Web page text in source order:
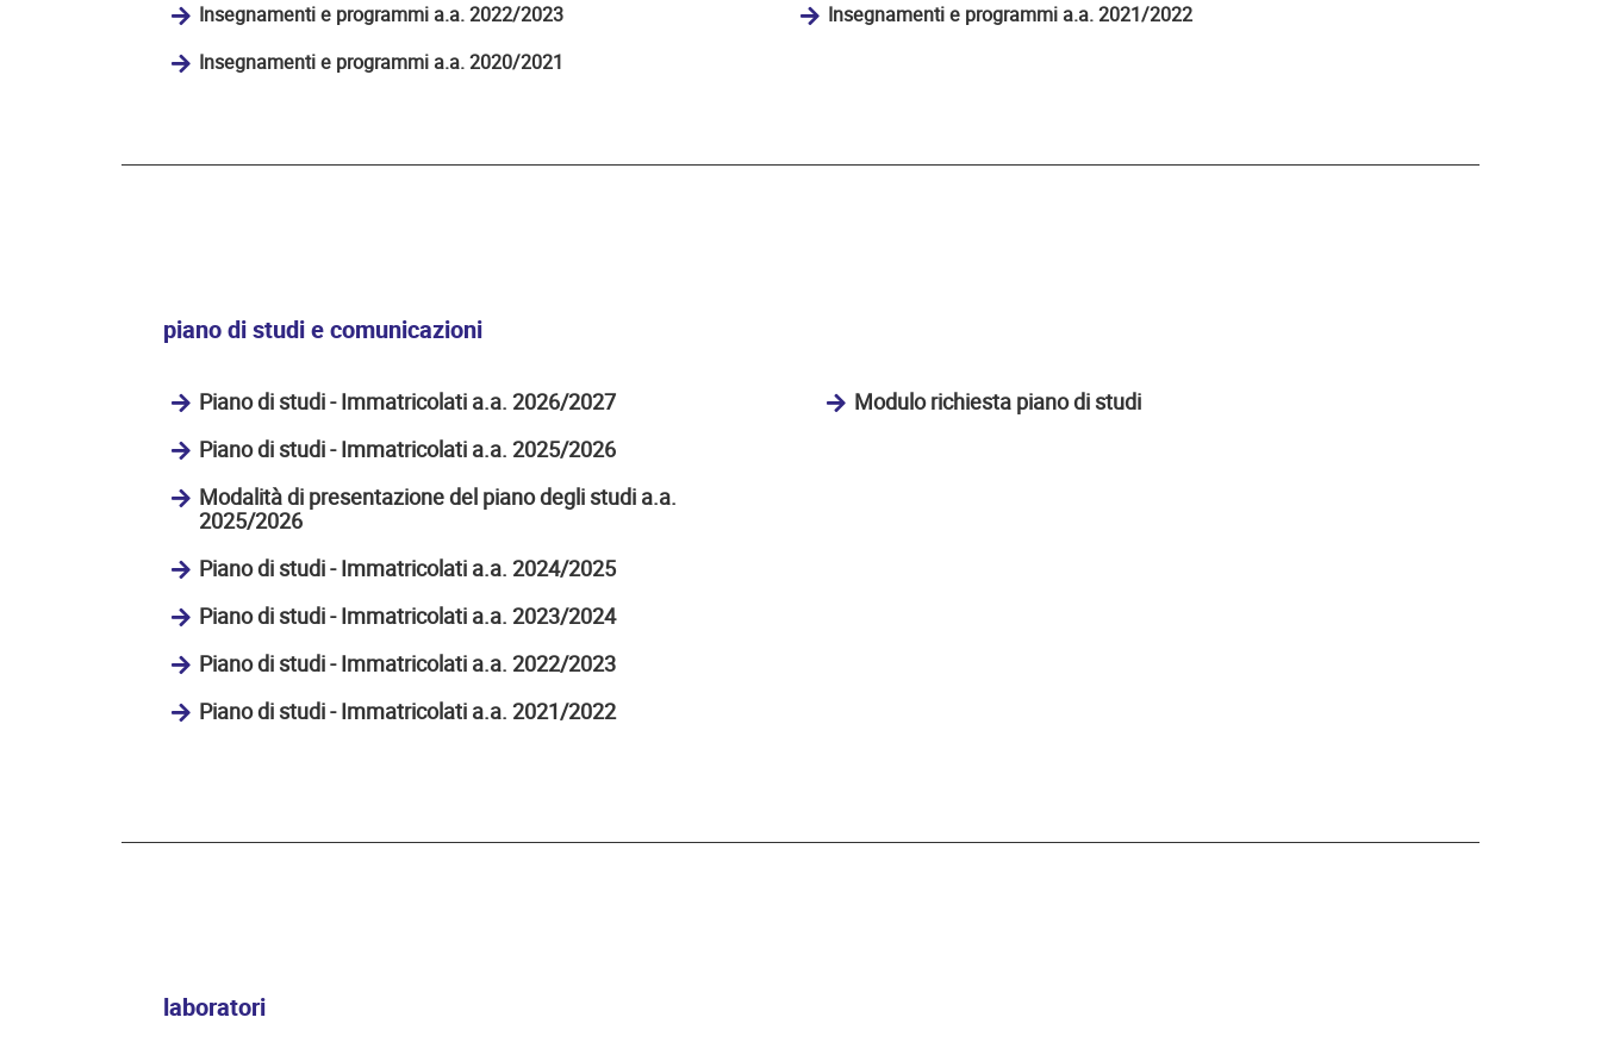
Insegnamenti e programmi a.a. 2022/2023
Insegnamenti e programmi a.a. 2021/2022
Insegnamenti e programmi a.a. 2020/2021
piano di studi e comunicazioni
Piano di studi - Immatricolati a.a. 2026/2027
Piano di studi - Immatricolati a.a. 2025/2026
Modalità di presentazione del piano degli studi a.a.
2025/2026
Piano di studi - Immatricolati a.a. 2024/2025
Piano di studi - Immatricolati a.a. 2023/2024
Piano di studi - Immatricolati a.a. 2022/2023
Piano di studi - Immatricolati a.a. 2021/2022
Modulo richiesta piano di studi
laboratori